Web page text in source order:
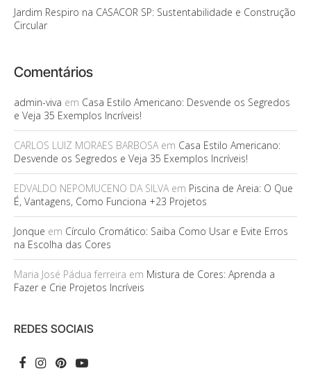
Jardim Respiro na CASACOR SP: Sustentabilidade e Construção
Circular
Comentários
admin-viva em Casa Estilo Americano: Desvende os Segredos
e Veja 35 Exemplos Incríveis!
CARLOS LUIZ MORAES BARBOSAem Casa Estilo Americano:
Desvende os Segredos e Veja 35 Exemplos Incríveis!
EDVALDO NEPOMUCENO DA SILVAem Piscina de Areia: O Que
É, Vantagens, Como Funciona +23 Projetos
Jonque em Círculo Cromático: Saiba Como Usar e Evite Erros
na Escolha das Cores
Maria José Pádua ferreira em Mistura de Cores: Aprenda a
Fazer e Crie Projetos Incríveis
REDES SOCIAIS